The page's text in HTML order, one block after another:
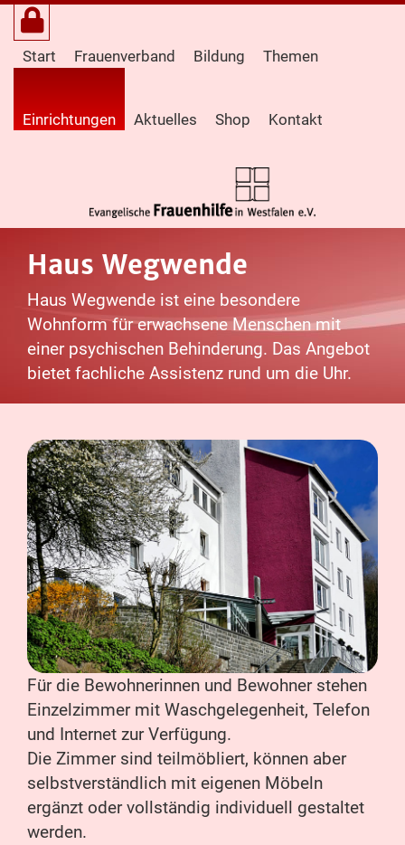
Start Frauenverband Bildung Themen
Einrichtungen Aktuelles Shop Kontakt
Haus Wegwende
Haus Wegwende ist eine besondere
Wohnform für erwachsene Menschen mit
einer psychischen Behinderung. Das Angebot
bietet fachliche Assistenz rund um die Uhr.
Für die Bewohnerinnen und Bewohner stehen
Einzelzimmer mit Waschgelegenheit, Telefon
und Internet zur Verfügung.
Die Zimmer sind teilmöbliert, können aber
selbstverständlich mit eigenen Möbeln
ergänzt oder vollständig individuell gestaltet
werden.